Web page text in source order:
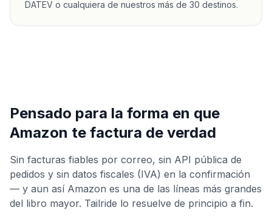
DATEV o cualquiera de nuestros más de 30 destinos.
Pensado para la forma en que
Amazon te factura de verdad
Sin facturas fiables por correo, sin API pública de
pedidos y sin datos fiscales (IVA) en la confirmación
— y aun así Amazon es una de las líneas más grandes
del libro mayor. Tailride lo resuelve de principio a fin.